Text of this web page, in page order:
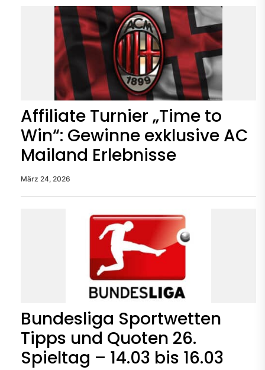
Affiliate Turnier „Time to
Win“: Gewinne exklusive AC
Mailand Erlebnisse
März 24, 2026
Bundesliga Sportwetten
Tipps und Quoten 26.
Spieltag – 14.03 bis 16.03